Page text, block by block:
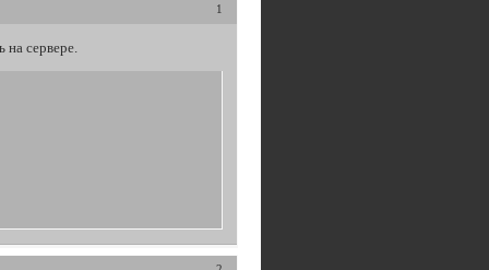
1
на сервере.